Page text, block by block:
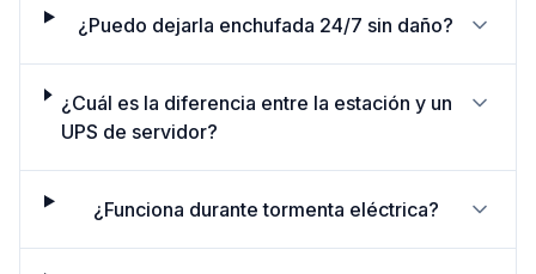
¿Puedo dejarla enchufada 24/7 sin daño?
¿Cuál es la diferencia entre la estación y un
UPS de servidor?
¿Funciona durante tormenta eléctrica?